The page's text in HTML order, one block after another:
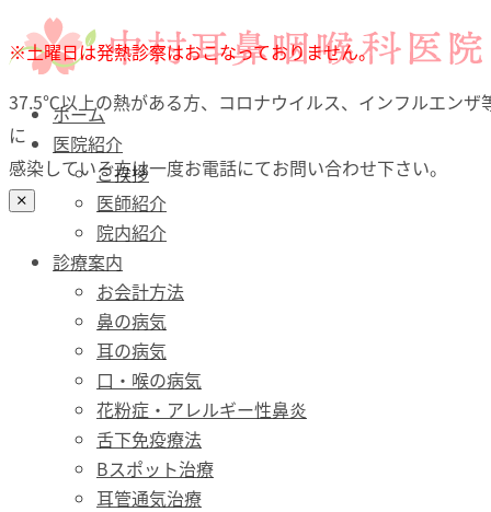
※土曜日は発熱診察はおこなっておりません。
37.5℃以上の熱がある方、コロナウイルス、インフルエンザ
に
感染している方は一度お電話にてお問い合わせ下さい。
ホーム
医院紹介
診療案内
お会計方法
鼻の病気
耳の病気
口・喉（のど）の病気
花粉症・アレルギー性鼻炎
舌下免疫療法
Bスポット治療
予防接種
文書料について（自費）
診療時間・アクセス
ホーム
医院紹介
ご挨拶
医師紹介
院内紹介
診療案内
お会計方法
鼻の病気
耳の病気
口・喉の病気
花粉症・アレルギー性鼻炎
舌下免疫療法
Bスポット治療
耳管通気治療